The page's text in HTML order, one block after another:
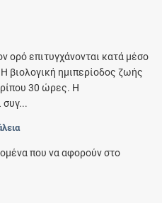
ορό επιτυγχάνονται κατά μέσο
ημιπερίοδος ζωής
30 ώρες. Η
συγ...
που να αφορούν στο